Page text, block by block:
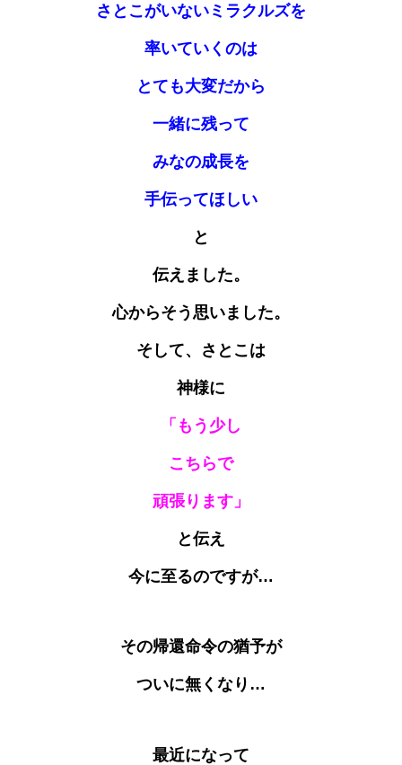
さとこがいないミラクルズを
率いていくのは
とても大変だから
一緒に残って
みなの成長を
手伝ってほしい
と
伝えました。
心からそう思いました。
そして、さとこは
神様に
「もう少し
こちらで
頑張ります」
と伝え
今に至るのですが…
その帰還命令の猶予が
ついに無くなり…
最近になって